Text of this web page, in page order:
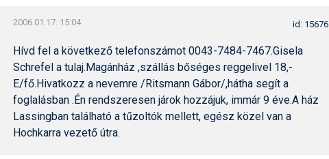
2006.01.17. 15:04 id: 15676
Hívd fel a következő telefonszámot 0043-7484-7467.Gisela
Schrefel a tulaj.Magánház ,szállás bőséges reggelivel 18,-
E/fő.Hivatkozz a nevemre /Ritsmann Gábor/,hátha segít a
foglalásban .Én rendszeresen járok hozzájuk, immár 9 éve.A ház
Lassingban található a tűzoltók mellett, egész közel van a
Hochkarra vezető útra.